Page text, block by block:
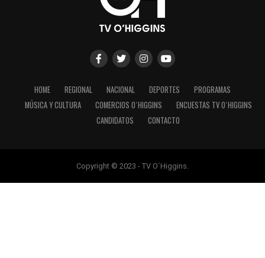
HOME REGIONAL NACIONAL DEPORTES
PROGRAMAS
MÚSICA Y CULTURA
COMERCIOS O´HIGGINS
ENCUESTAS TV O´HIGGINS
CANDIDATOS
CONTACTO
Copyright © 2023 - TV O´Higgins.